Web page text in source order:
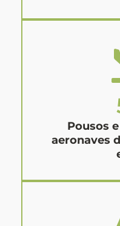
Pousos
aeronaves